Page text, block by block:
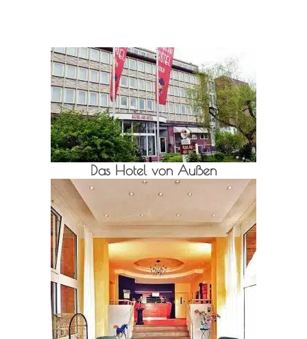
Das Hotel von Außen